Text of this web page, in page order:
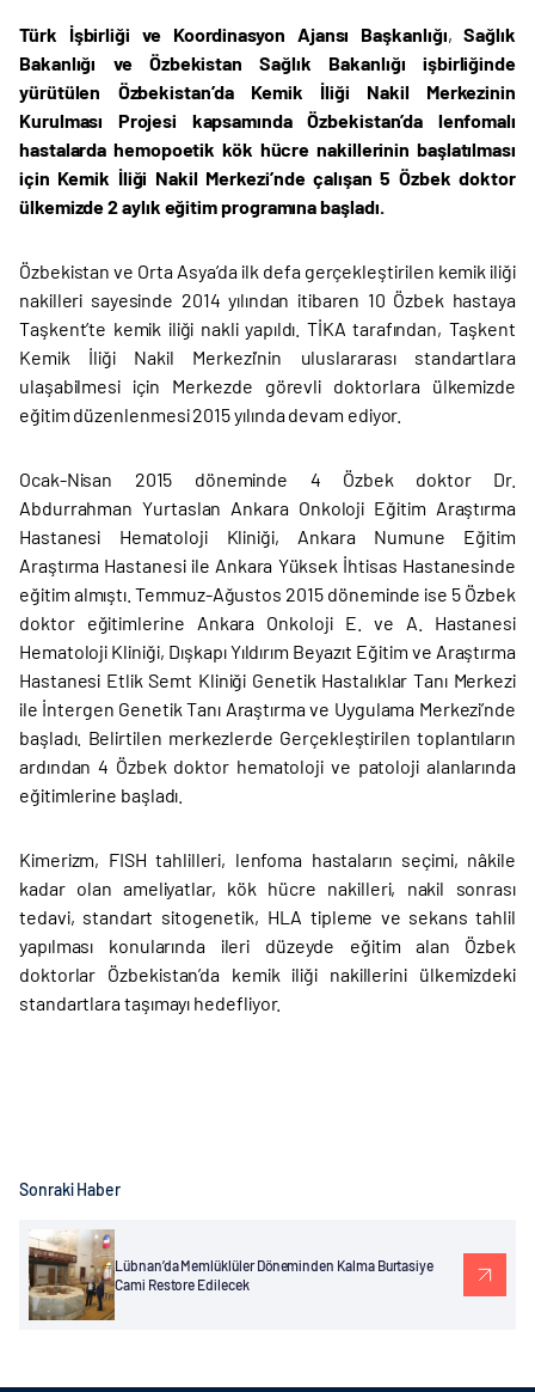
Türk İşbirliği ve Koordinasyon Ajansı Başkanlığı,Sağlık
Bakanlığı ve Özbekistan Sağlık Bakanlığı işbirliğinde
yürütülen Özbekistan’da Kemik İliği Nakil Merkezinin
Kurulması Projesi kapsamında Özbekistan’da lenfomalı
hastalarda hemopoetik kök hücre nakillerinin başlatılması
için Kemik İliği Nakil Merkezi’nde çalışan 5 Özbek doktor
ülkemizde 2 aylık eğitim programına başladı.
Özbekistan ve Orta Asya’da ilk defa gerçekleştirilen kemik iliği
nakilleri sayesinde 2014 yılından itibaren 10 Özbek hastaya
Taşkent’te kemik iliği nakli yapıldı. TİKA tarafından, Taşkent
Kemik İliği Nakil Merkezi’nin uluslararası standartlara
ulaşabilmesi için Merkezde görevli doktorlara ülkemizde
eğitim düzenlenmesi 2015 yılında devam ediyor.
Ocak-Nisan 2015 döneminde 4 Özbek doktor Dr.
Abdurrahman Yurtaslan Ankara Onkoloji Eğitim Araştırma
Hastanesi Hematoloji Kliniği, Ankara Numune Eğitim
Araştırma Hastanesi ile Ankara Yüksek İhtisas Hastanesinde
eğitim almıştı. Temmuz-Ağustos 2015 döneminde ise 5 Özbek
doktor eğitimlerine Ankara Onkoloji E. ve A. Hastanesi
Hematoloji Kliniği, Dışkapı Yıldırım Beyazıt Eğitim ve Araştırma
Hastanesi Etlik Semt Kliniği Genetik Hastalıklar Tanı Merkezi
ile İntergen Genetik Tanı Araştırma ve Uygulama Merkezi’nde
başladı. Belirtilen merkezlerde Gerçekleştirilen toplantıların
ardından 4 Özbek doktor hematoloji ve patoloji alanlarında
eğitimlerine başladı.
Kimerizm, FISH tahlilleri, lenfoma hastaların seçimi, nâkile
kadar olan ameliyatlar, kök hücre nakilleri, nakil sonrası
tedavi, standart sitogenetik, HLA tipleme ve sekans tahlil
yapılması konularında ileri düzeyde eğitim alan Özbek
doktorlar Özbekistan’da kemik iliği nakillerini ülkemizdeki
standartlara taşımayı hedefliyor.
Sonraki Haber
Lübnan’da Memlüklüler Döneminden Kalma Burtasiye
Cami Restore Edilecek